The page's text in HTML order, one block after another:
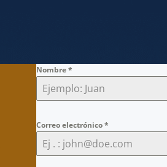
Nombre*
Correo electrónico*